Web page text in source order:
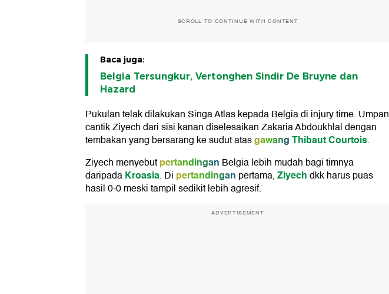
SCROLL TO CONTINUE WITH CONTENT
Baca juga:
Belgia Tersungkur, Vertonghen Sindir De Bruyne dan
Hazard
Pukulan telak dilakukan Singa Atlas kepada Belgia di injury time. Umpan
cantik Ziyech dari sisi kanan diselesaikan Zakaria Abdoukhlal dengan
tembakan yang bersarang ke sudut atasgawangThibaut Courtois.
Ziyech menyebutpertandingan Belgia lebih mudah bagi timnya
daripadaKroasia. Di pertandingan pertama,Ziyechdkk harus puas
hasil 0-0 meski tampil sedikit lebih agresif.
ADVERTISEMENT